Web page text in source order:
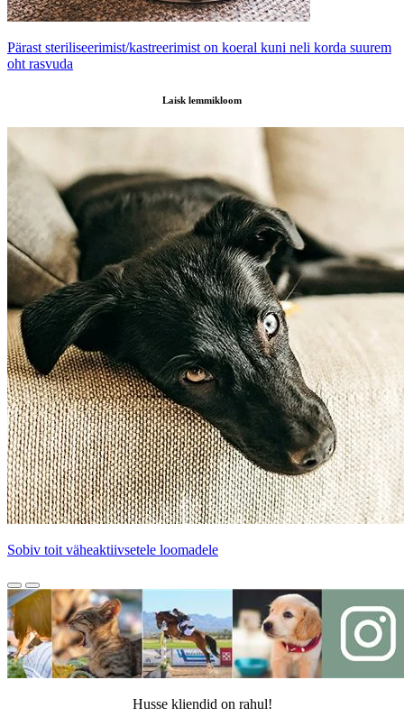
Pärast steriliseerimist/kastreerimist on koeral kuni neli korda suurem
oht rasvuda
Laisk lemmikloom
Sobiv toit väheaktiivsetele loomadele
Husse kliendid on rahul!